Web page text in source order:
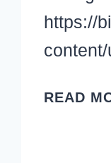
https://
READ